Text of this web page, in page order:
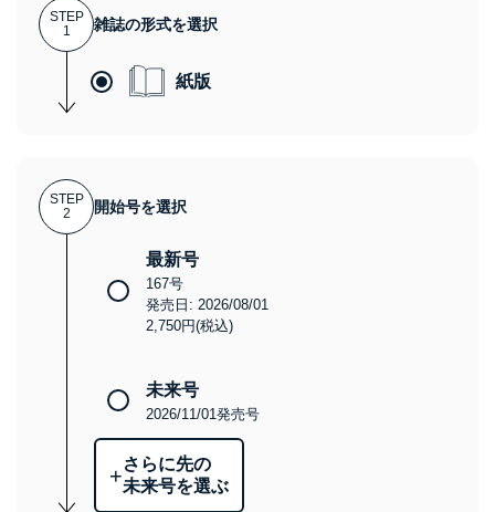
STEP
1
雑誌の形式を選択
紙版
STEP
2
開始号を選択
最新号
167号
発売日: 2026/08/01
2,750円(税込)
未来号
2026/11/01発売号
+さらに先の
未来号を選ぶ